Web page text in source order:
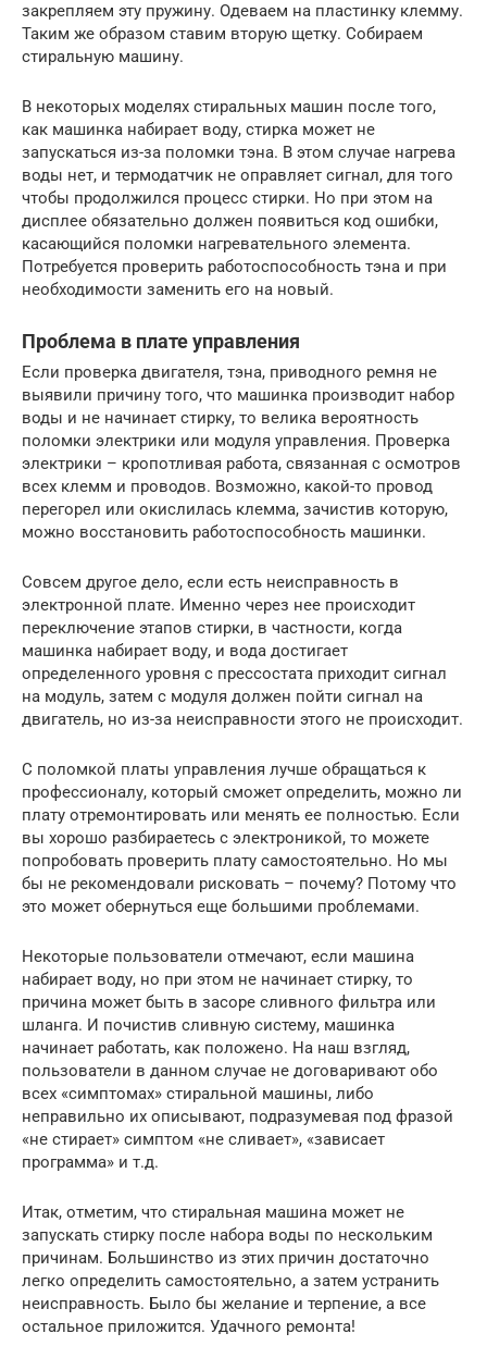
закрепляем эту пружину. Одеваем на пластинку клемму.
Таким же образом ставим вторую щетку. Собираем
стиральную машину.
В некоторых моделях стиральных машин после того,
как машинка набирает воду, стирка может не
запускаться из-за поломки тэна. В этом случае нагрева
воды нет, и термодатчик не оправляет сигнал, для того
чтобы продолжился процесс стирки. Но при этом на
дисплее обязательно должен появиться код ошибки,
касающийся поломки нагревательного элемента.
Потребуется проверить работоспособность тэна и при
необходимости заменить его на новый.
Проблема в плате управления
Если проверка двигателя, тэна, приводного ремня не
выявили причину того, что машинка производит набор
воды и не начинает стирку, то велика вероятность
поломки электрики или модуля управления. Проверка
электрики – кропотливая работа, связанная с осмотров
всех клемм и проводов. Возможно, какой-то провод
перегорел или окислилась клемма, зачистив которую,
можно восстановить работоспособность машинки.
Совсем другое дело, если есть неисправность в
электронной плате. Именно через нее происходит
переключение этапов стирки, в частности, когда
машинка набирает воду, и вода достигает
определенного уровня с прессостата приходит сигнал
на модуль, затем с модуля должен пойти сигнал на
двигатель, но из-за неисправности этого не происходит.
С поломкой платы управления лучше обращаться к
профессионалу, который сможет определить, можно ли
плату отремонтировать или менять ее полностью. Если
вы хорошо разбираетесь с электроникой, то можете
попробовать проверить плату самостоятельно. Но мы
бы не рекомендовали рисковать – почему? Потому что
это может обернуться еще большими проблемами.
Некоторые пользователи отмечают, если машина
набирает воду, но при этом не начинает стирку, то
причина может быть в засоре сливного фильтра или
шланга. И почистив сливную систему, машинка
начинает работать, как положено. На наш взгляд,
пользователи в данном случае не договаривают обо
всех «симптомах» стиральной машины, либо
неправильно их описывают, подразумевая под фразой
«не стирает» симптом «не сливает», «зависает
программа» и т.д.
Итак, отметим, что стиральная машина может не
запускать стирку после набора воды по нескольким
причинам. Большинство из этих причин достаточно
легко определить самостоятельно, а затем устранить
неисправность. Было бы желание и терпение, а все
остальное приложится. Удачного ремонта!